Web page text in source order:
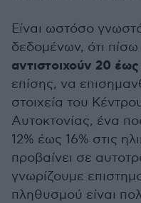
Είναι ωστόσο
δεδομένων, ότι
αντιστοιχούν 20
επίσης, να
στοιχεία του
Αυτοκτονίας, ένα
12% έως 16% στις
προβαίνει σε
γνωρίζουμε
πληθυσμού είναι